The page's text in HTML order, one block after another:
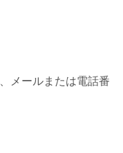
メールまたは電話番